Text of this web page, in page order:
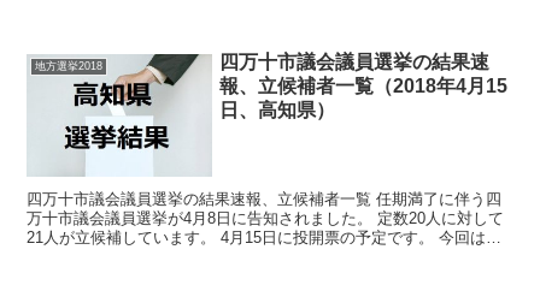
地方選挙2018
四万十市議会議員選挙の結果速
報、立候補者一覧（2018年4月15
日、高知県）
四万十市議会議員選挙の結果速報、立候補者一覧 任期満了に伴う四
万十市議会議員選挙が4月8日に告知されました。 定数20人に対して
21人が立候補しています。 4月15日に投開票の予定です。 今回はこ